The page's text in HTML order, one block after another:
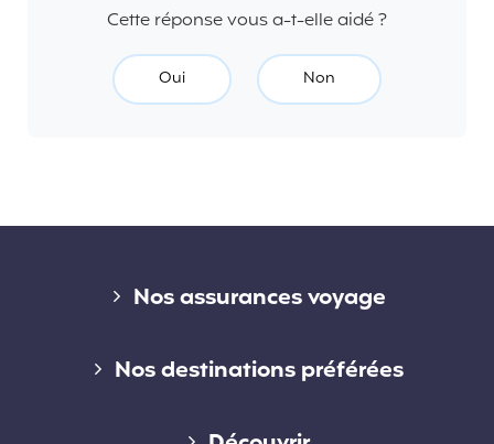
Cette réponse vous a-t-elle aidé ?
Oui Non
Nos assurances voyage
Assurance voyage courte durée
Nos destinations préférées
Assurance voyage en Australie